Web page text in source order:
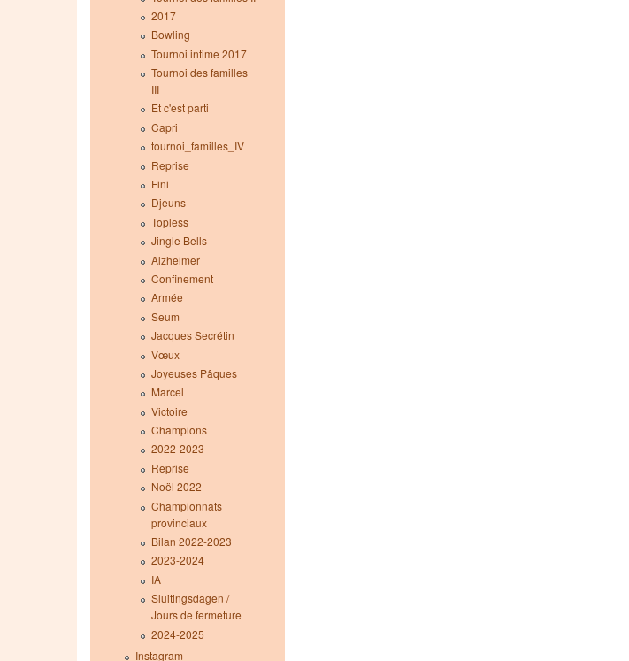
2017
Bowling
Tournoi intime 2017
Tournoi des familles
III
Et c'est parti
Capri
tournoi_familles_IV
Reprise
Fini
Djeuns
Topless
Jingle Bells
Alzheimer
Confinement
Armée
Seum
Jacques Secrétin
Vœux
Joyeuses Pâques
Marcel
Victoire
Champions
2022-2023
Reprise
Noël 2022
Championnats
provinciaux
Bilan 2022-2023
2023-2024
IA
Sluitingsdagen /
Jours de fermeture
2024-2025
Instagram